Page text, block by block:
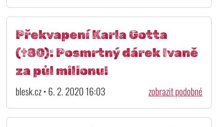
Překvapení Karla Gotta
(†80): Posmrtný dárek Ivaně
za půl milionu!
blesk.cz • 6. 2. 2020 16:03 zobrazit podobné